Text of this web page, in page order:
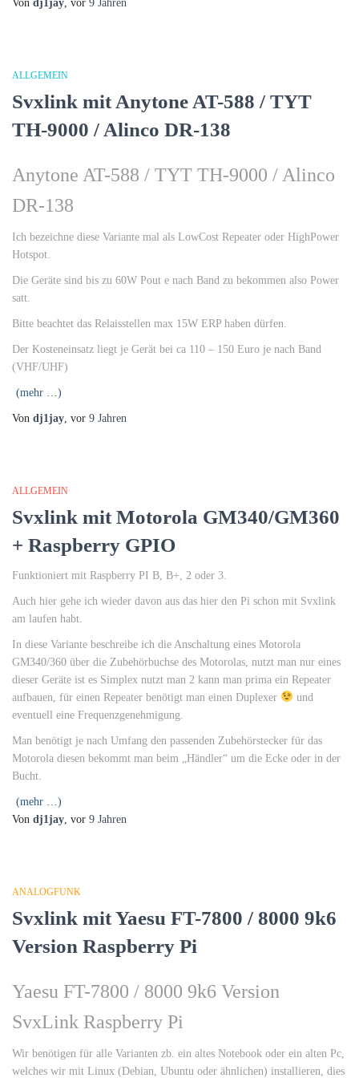
Von dj1jay, vor 9 Jahren
ALLGEMEIN
Svxlink mit Anytone AT-588 / TYT
TH-9000 / Alinco DR-138
Anytone AT-588 / TYT TH-9000 / Alinco
DR-138
Ich bezeichne diese Variante mal als LowCost Repeater oder HighPower
Hotspot.
Die Geräte sind bis zu 60W Pout e nach Band zu bekommen also Power
satt.
Bitte beachtet das Relaisstellen max 15W ERP haben dürfen.
Der Kosteneinsatz liegt je Gerät bei ca 110 – 150 Euro je nach Band
(VHF/UHF)
(mehr …)
Von dj1jay, vor 9 Jahren
ALLGEMEIN
Svxlink mit Motorola GM340/GM360
+ Raspberry GPIO
Funktioniert mit Raspberry PI B, B+, 2 oder 3.
Auch hier gehe ich wieder davon aus das hier den Pi schon mit Svxlink
am laufen habt.
In diese Variante beschreibe ich die Anschaltung eines Motorola
GM340/360 über die Zubehörbuchse des Motorolas, nutzt man nur eines
dieser Geräte ist es Simplex nutzt man 2 kann man prima ein Repeater
aufbauen, für einen Repeater benötigt man einen Duplexer
und
eventuell eine Frequenzgenehmigung.
Man benötigt je nach Umfang den passenden Zubehörstecker für das
Motorola diesen bekommt man beim „Händler“ um die Ecke oder in der
Bucht.
(mehr …)
Von dj1jay, vor 9 Jahren
ANALOGFUNK
Svxlink mit Yaesu FT-7800 / 8000 9k6
Version Raspberry Pi
Yaesu FT-7800 / 8000 9k6 Version
SvxLink Raspberry Pi
Wir benötigen für alle Varianten zb. ein altes Notebook oder ein alten Pc,
welches wir mit Linux (Debian, Ubuntu oder ähnlichen) installieren, dies